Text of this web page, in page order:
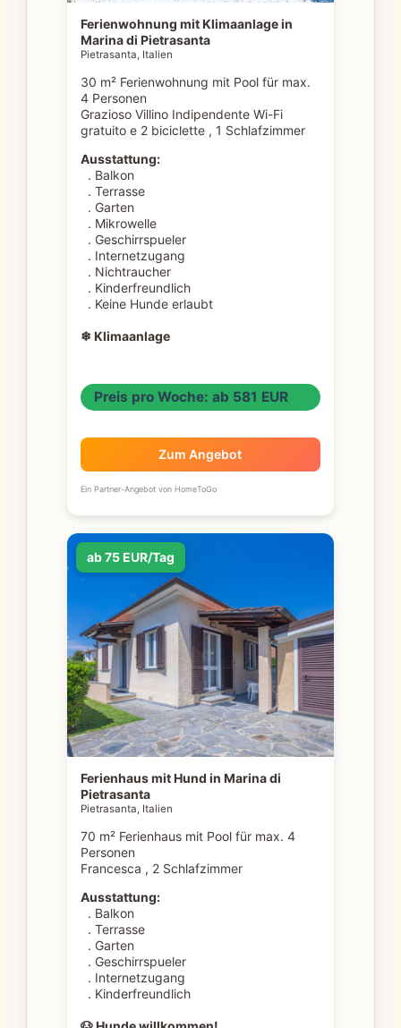
Ferienwohnung mit Klimaanlage in
Marina di Pietrasanta
Pietrasanta, Italien
30 m² Ferienwohnung mit Pool für max.
4 Personen
Grazioso Villino Indipendente Wi-Fi
gratuito e 2 biciclette , 1 Schlafzimmer
Ausstattung:
. Balkon
. Terrasse
. Garten
. Mikrowelle
. Geschirrspueler
. Internetzugang
. Nichtraucher
. Kinderfreundlich
. Keine Hunde erlaubt
❄ Klimaanlage
Preis pro Woche: ab 581 EUR
Zum Angebot
Ein Partner-Angebot von HomeToGo
ab 75 EUR/Tag
Ferienhaus mit Hund in Marina di
Pietrasanta
Pietrasanta, Italien
70 m² Ferienhaus mit Pool für max. 4
Personen
Francesca , 2 Schlafzimmer
Ausstattung:
. Balkon
. Terrasse
. Garten
. Geschirrspueler
. Internetzugang
. Kinderfreundlich